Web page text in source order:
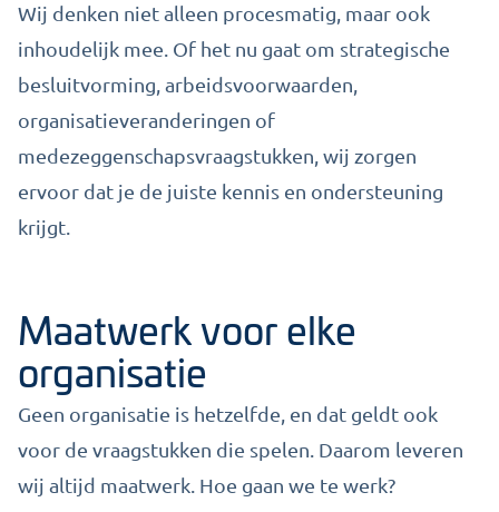
Wij denken niet alleen procesmatig, maar ook
inhoudelijk mee. Of het nu gaat om strategische
besluitvorming, arbeidsvoorwaarden,
organisatieveranderingen of
medezeggenschapsvraagstukken, wij zorgen
ervoor dat je de juiste kennis en ondersteuning
krijgt.
Maatwerk voor elke
organisatie
Geen organisatie is hetzelfde, en dat geldt ook
voor de vraagstukken die spelen. Daarom leveren
wij altijd maatwerk. Hoe gaan we te werk?